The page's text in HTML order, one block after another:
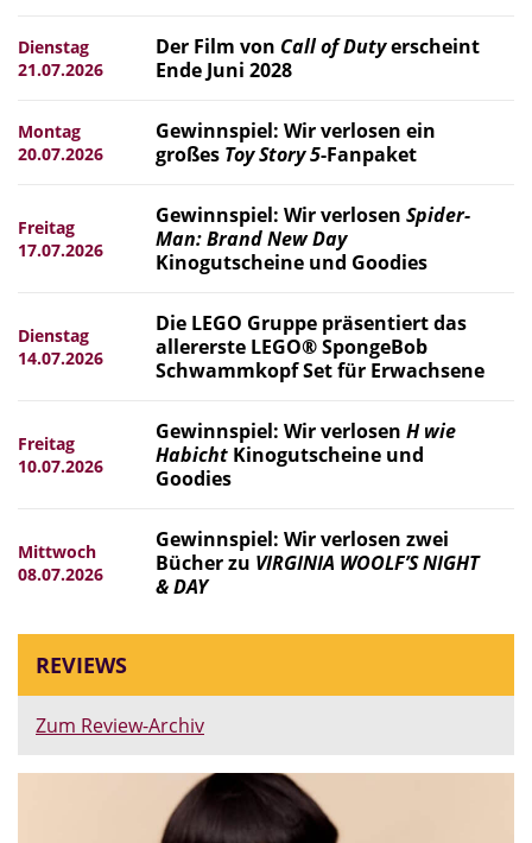
Dienstag
21.07.2026
Der Film von Call of Dutyerscheint
Ende Juni 2028
Montag
20.07.2026
Gewinnspiel: Wir verlosen ein
großes Toy Story 5-Fanpaket
Freitag
17.07.2026
Gewinnspiel: Wir verlosen Spider-
Man: Brand New Day
Kinogutscheine und Goodies
Dienstag
14.07.2026
Die LEGO Gruppe präsentiert das
allererste LEGO® SpongeBob
Schwammkopf Set für Erwachsene
Freitag
10.07.2026
Gewinnspiel: Wir verlosen H wie
Habicht Kinogutscheine und
Goodies
Mittwoch
08.07.2026
Gewinnspiel: Wir verlosen zwei
Bücher zu VIRGINIA WOOLF’S NIGHT
& DAY
REVIEWS
Zum Review-Archiv